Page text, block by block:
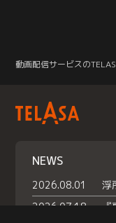
動画配信サービスの
NEWS
2026.08.01
2026.07.18